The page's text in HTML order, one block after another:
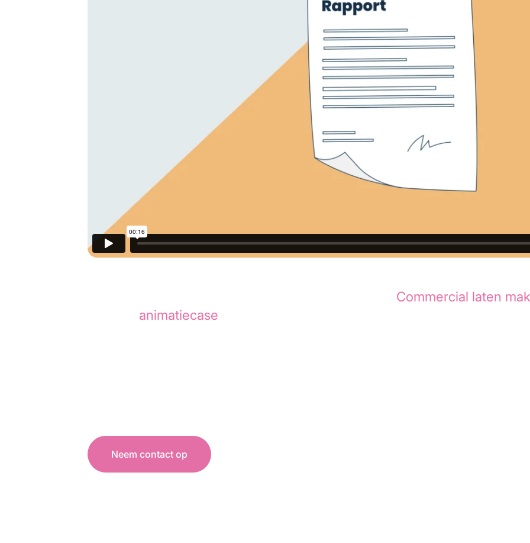
Commercial laten
animatiecase
Neem contact op